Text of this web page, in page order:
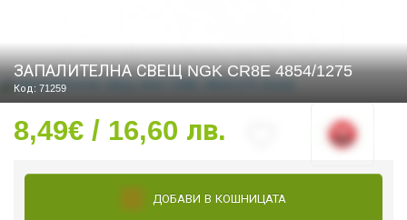
ЗАПАЛИТЕЛНА СВЕЩ NGK CR8E 4854/1275
Код: 71259
8,49€ / 16,60 лв.
ДОБАВИ В КОШНИЦАТА